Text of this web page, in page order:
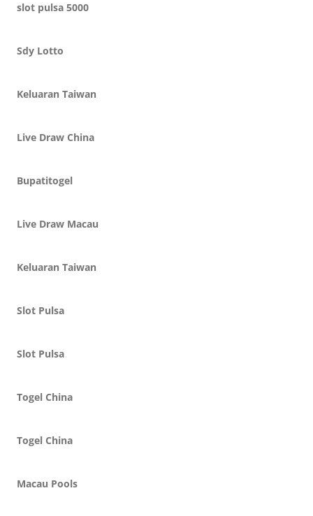
slot pulsa 5000
Sdy Lotto
Keluaran Taiwan
Live Draw China
Bupatitogel
Live Draw Macau
Keluaran Taiwan
Slot Pulsa
Slot Pulsa
Togel China
Togel China
Macau Pools